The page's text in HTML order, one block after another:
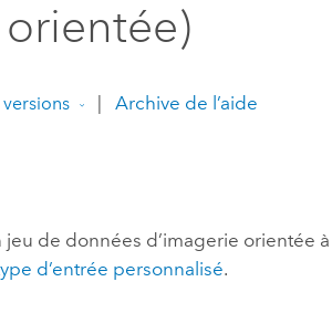
professionnels et
Archive de l’aide
de données d’imagerie orientée
d’entrée personnalisé.